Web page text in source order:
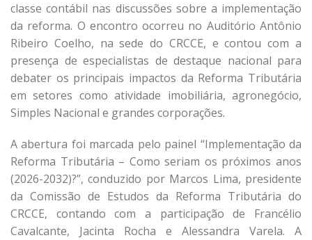
classe contábil nas discussões sobre a implementação
da reforma. O encontro ocorreu no Auditório Antônio
Ribeiro Coelho, na sede do CRCCE, e contou com a
presença de especialistas de destaque nacional para
debater os principais impactos da Reforma Tributária
em setores como atividade imobiliária, agronegócio,
Simples Nacional e grandes corporações.
A abertura foi marcada pelo painel “Implementação da
Reforma Tributária – Como seriam os próximos anos
(2026-2032)?”, conduzido por Marcos Lima, presidente
da Comissão de Estudos da Reforma Tributária do
CRCCE, contando com a participação de Francélio
Cavalcante, Jacinta Rocha e Alessandra Varela. A